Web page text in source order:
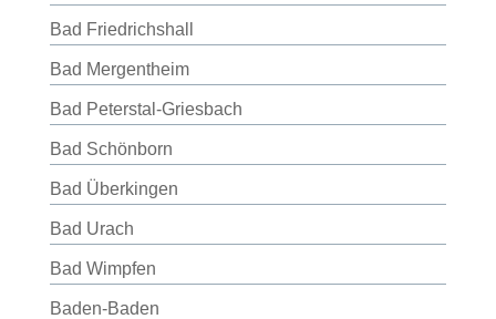
Bad Friedrichshall
Bad Mergentheim
Bad Peterstal-Griesbach
Bad Schönborn
Bad Überkingen
Bad Urach
Bad Wimpfen
Baden-Baden